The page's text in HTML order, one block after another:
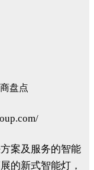
案及服务的智能
的新式智能灯，